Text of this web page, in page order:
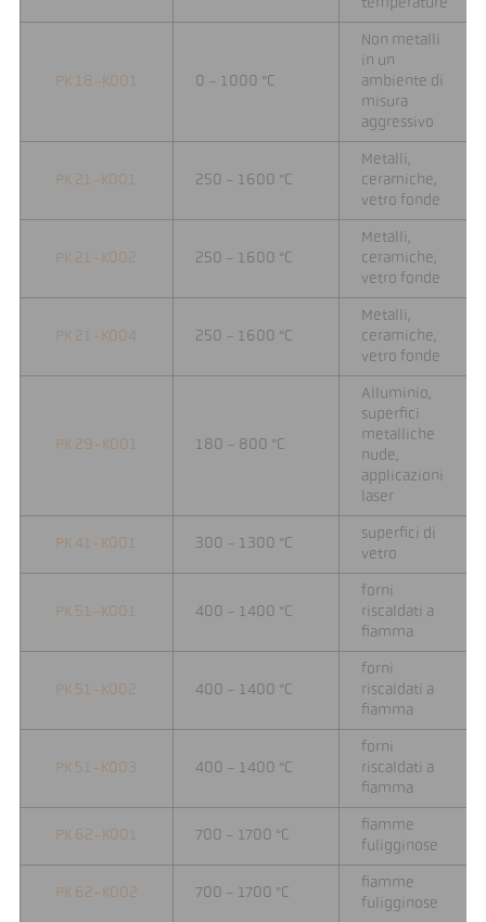
temperature
PK 18-K001 0 - 1000 °C
Non metalli
in un
ambiente di
misura
aggressivo
PK 21-K001 250 - 1600 °C
Metalli,
ceramiche,
vetro fonde
PK 21-K002 250 - 1600 °C
Metalli,
ceramiche,
vetro fonde
PK 21-K004 250 - 1600 °C
Metalli,
ceramiche,
vetro fonde
PK 29-K001 180 - 800 °C
Alluminio,
superfici
metalliche
nude,
applicazioni
laser
PK 41-K001 300 - 1300 °C
superfici di
vetro
PK 51-K001 400 - 1400 °C
forni
riscaldati a
fiamma
PK 51-K002 400 - 1400 °C
forni
riscaldati a
fiamma
PK 51-K003 400 - 1400 °C
forni
riscaldati a
fiamma
PK 62-K001 700 - 1700 °C
fiamme
fuligginose
PK 62-K002 700 - 1700 °C
fiamme
fuligginose